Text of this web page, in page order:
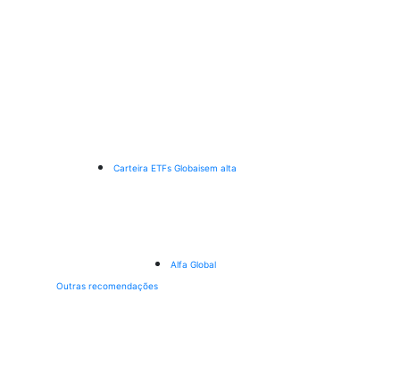
Carteira ETFs Globaisem alta
Alfa Global
Outras recomendações